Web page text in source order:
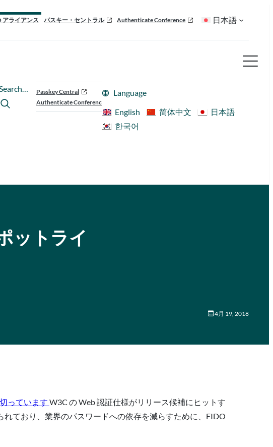
アライアンス パスキー・セントラル Authenticate Conference 日本語
Passkey Central
Authenticate Conference
Language
English
简体中文
日本語
한국어
ットライ
4月 19, 2018
っています W3C の Web 認証仕様がリリース候補にヒットす
ており、業界のパスワードへの依存を減らすために、FIDO